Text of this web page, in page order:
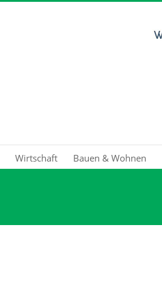
Wirtschaft Bauen & Wohnen